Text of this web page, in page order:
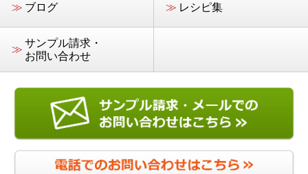
≫ ブログ ≫ レシピ集
≫ サンプル請求・
お問い合わせ